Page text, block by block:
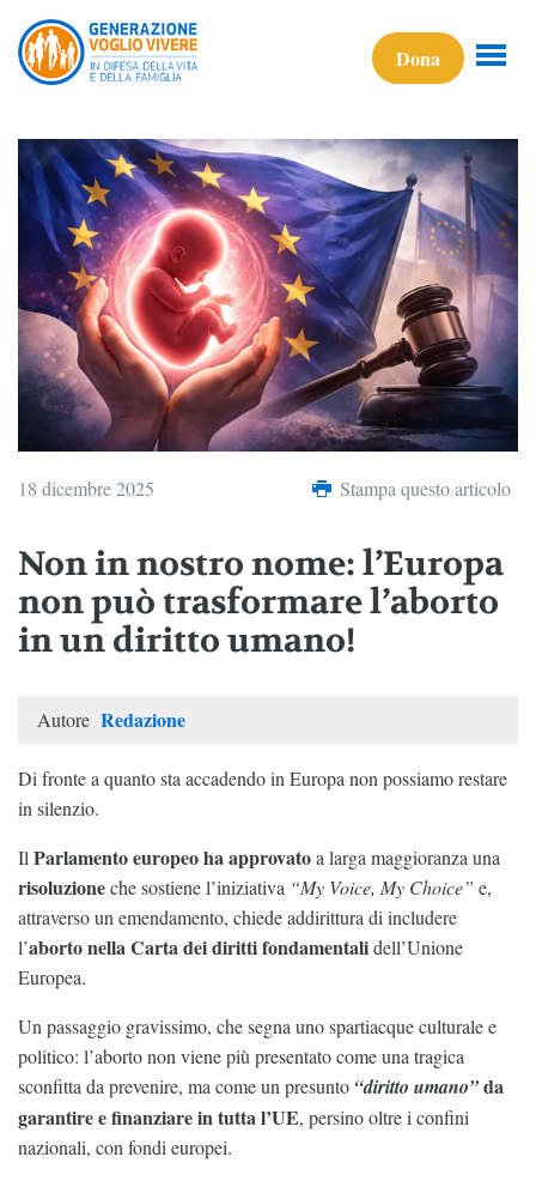
Dona
18 dicembre 2025 Stampa questo articolo
Non in nostro nome: l’Europa
non può trasformare l’aborto
in un diritto umano!
Autore Redazione
Di fronte a quanto sta accadendo in Europa non possiamo restare
in silenzio.
Il Parlamento europeo ha approvatoa larga maggioranza una
risoluzioneche sostiene l’iniziativa “My Voice, My Choice” e,
attraverso un emendamento, chiede addirittura di includere
l’aborto nella Carta dei diritti fondamentalidell’Unione
Europea.
Un passaggio gravissimo, che segna uno spartiacque culturale e
politico: l’aborto non viene più presentato come una tragica
sconfitta da prevenire, ma come un presunto “diritto umano”da
garantire e finanziare in tutta l’UE, persino oltre i confini
nazionali, con fondi europei.